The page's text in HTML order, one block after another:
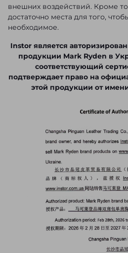
внешних воздействий. Кроме
достаточно места для того,
необходимое.
Instor является
продукции Mark Ryden в
соответствующий
подтверждает право на
этой продукции от